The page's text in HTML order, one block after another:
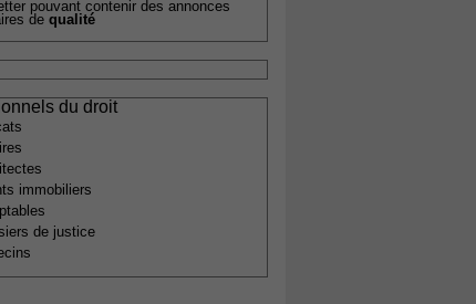
pouvant contenir des annonces
de qualité
du droit
immobiliers
de justice